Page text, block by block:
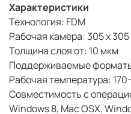
Характеристики
Технология: FDM
Рабочая камера: 305 х
Толщина слоя от: 10 мкм
Поддерживаемые
Рабочая температура:
Совместимость с
Windows 8, Mac OSX,